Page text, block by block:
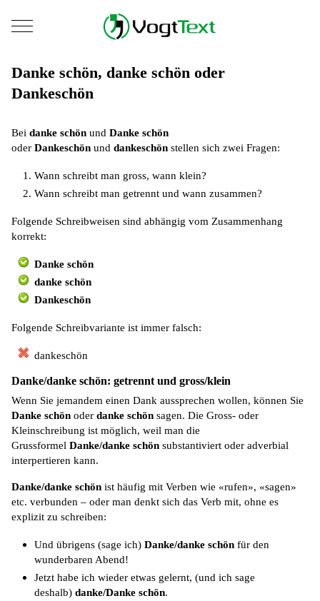
Mobile Menu Toggle
Danke schön, danke schön oder
Dankeschön
Beidanke schönundDanke schön
oderDankeschön unddankeschön stellen sich zwei Fragen:
Wann schreibt man gross, wann klein?
Wann schreibt man getrennt und wann zusammen?
Folgende Schreibweisen sind abhängig vom Zusammenhang
korrekt:
Danke schön
danke schön
Dankeschön
Folgende Schreibvariante ist immer falsch:
dankeschön
Danke/danke schön: getrennt und gross/klein
Wenn Sie jemandem einen Dank aussprechen wollen, können Sie
Danke schön oderdanke schön sagen. Die Gross- oder
Kleinschreibung ist möglich, weil man die
GrussformelDanke/danke schön substantiviert oder adverbial
interpertieren kann.
Danke/danke schön ist häufig mit Verben wie «rufen», «sagen»
etc. verbunden – oder man denkt sich das Verb mit, ohne es
explizit zu schreiben:
Und übrigens (sage ich)Danke/danke schön für den
wunderbaren Abend!
Jetzt habe ich wieder etwas gelernt, (und ich sage
deshalb)danke/Danke schön.